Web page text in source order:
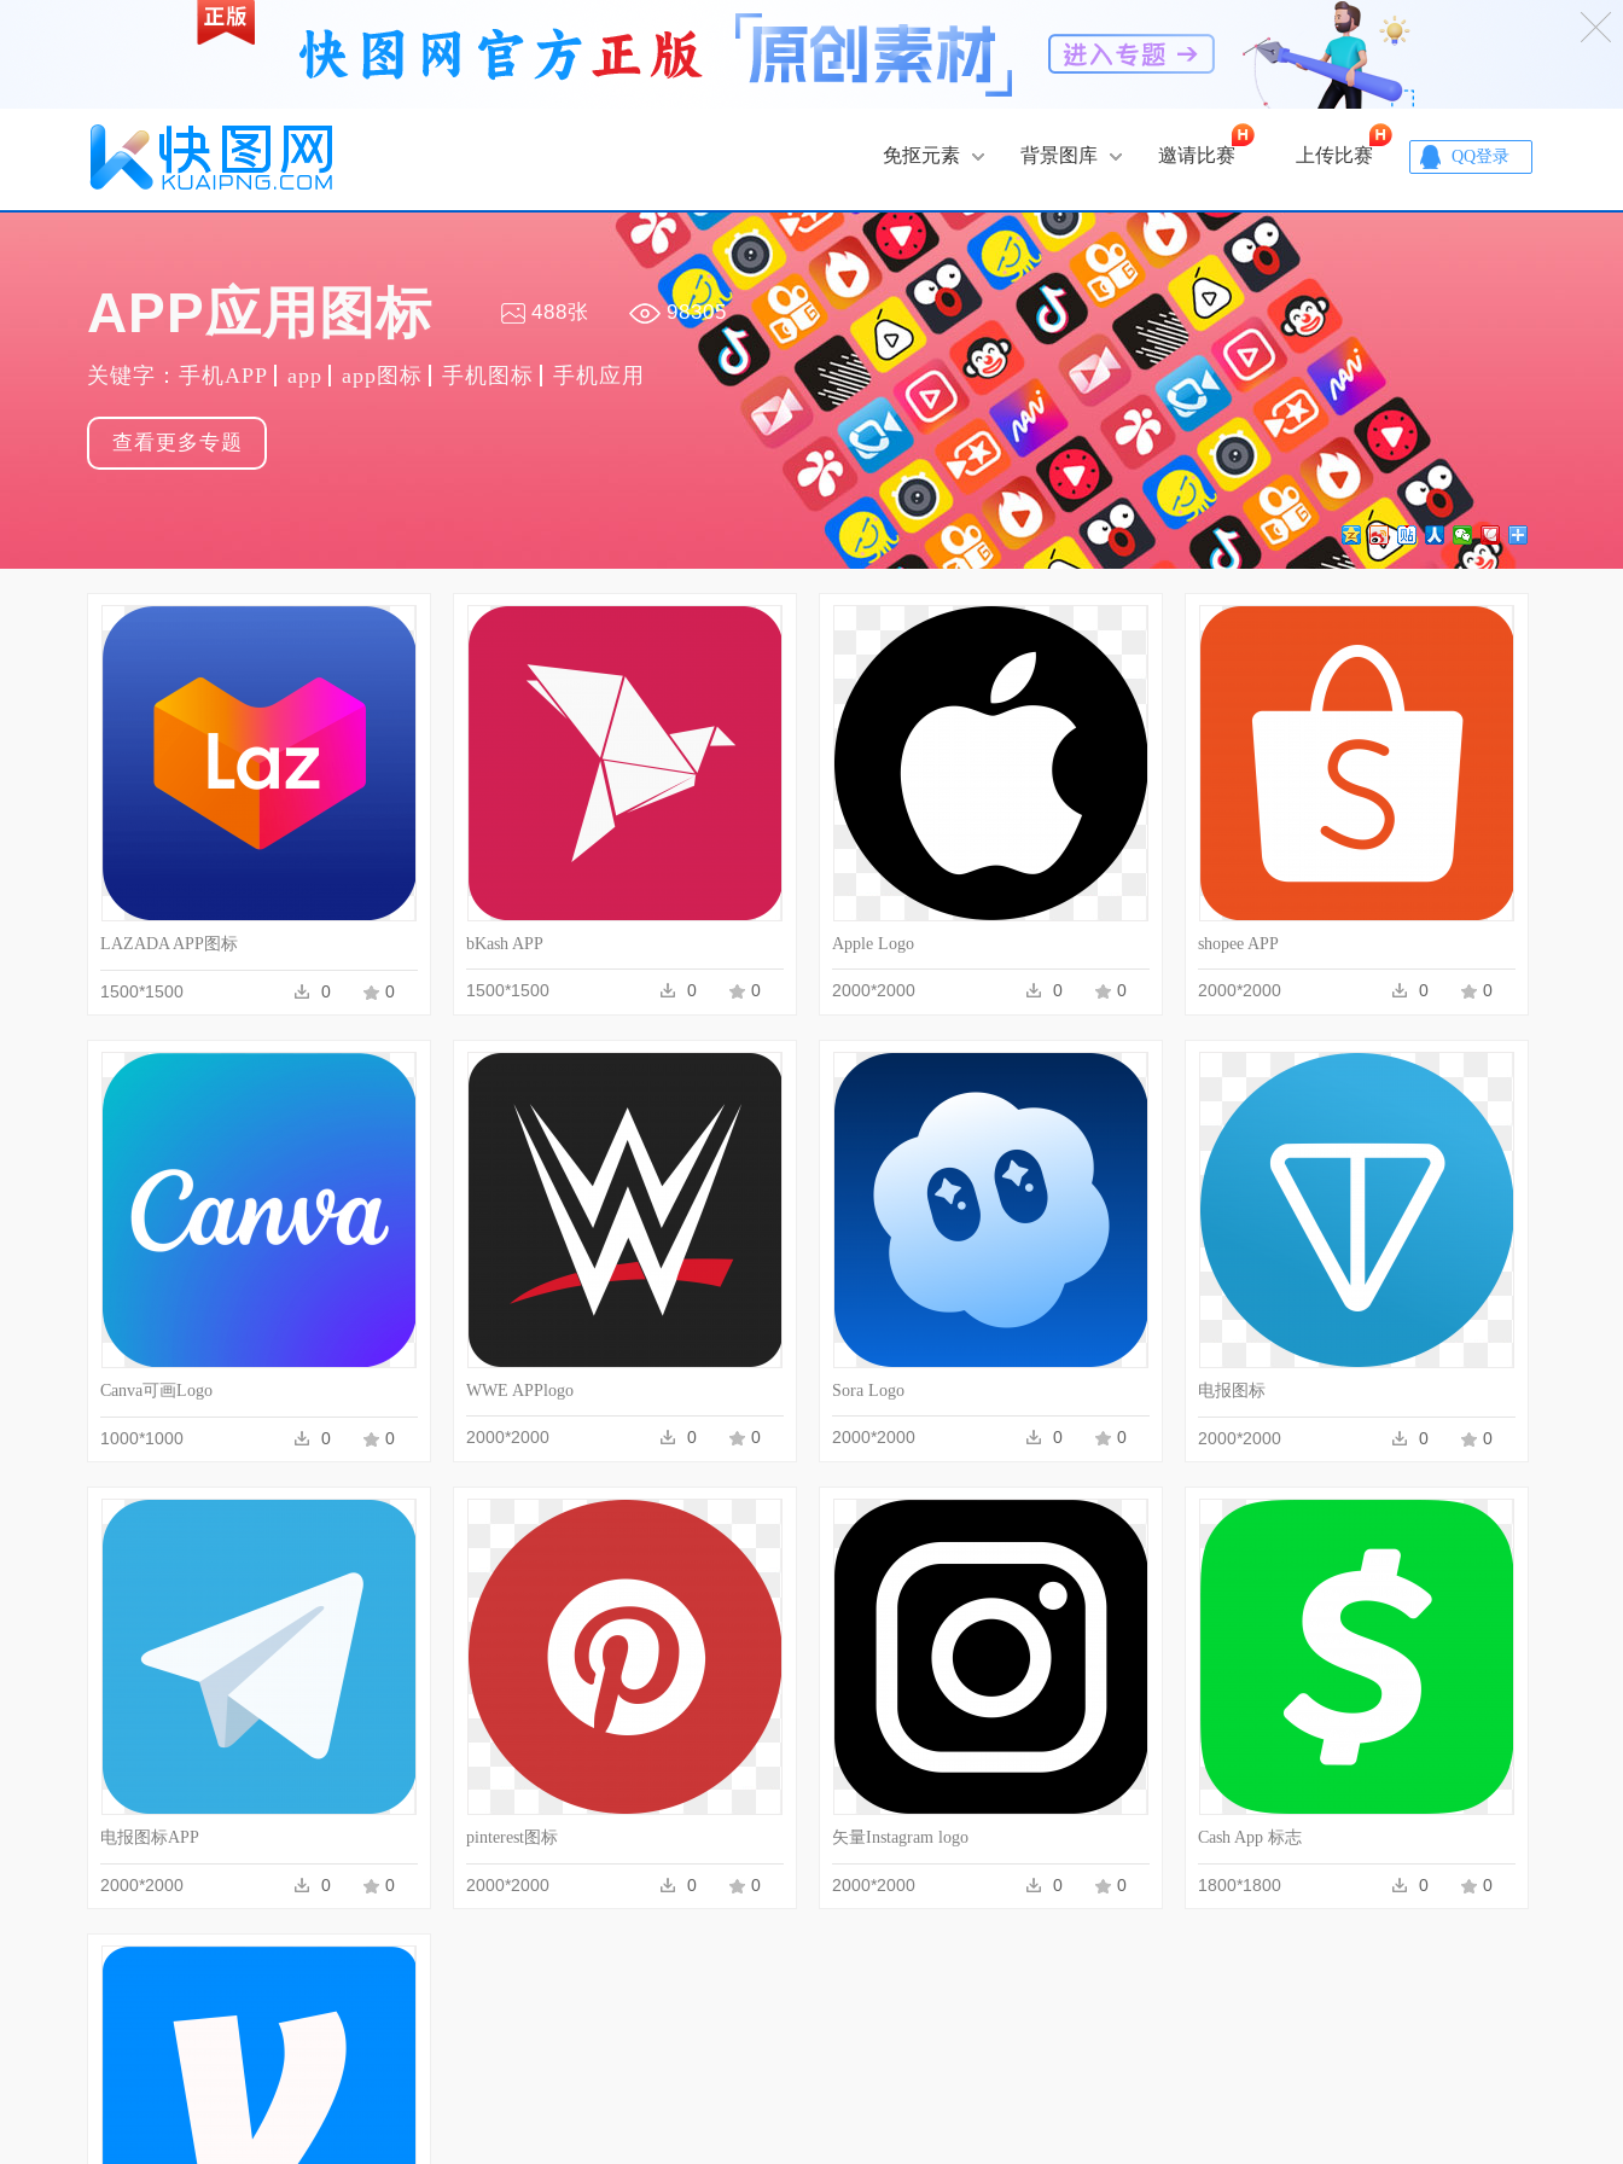
QQ登录
免抠元素 背景图库 邀请比赛 上传比赛
APP应用图标 488张 98305
关键字： 手机APP app app图标 手机图标 手机应用
查看更多专题
收藏
LAZADA APP图标
1500*1500 0 0
PNG
bKash APP
1500*1500 0 0
PNG
收藏
Apple Logo
2000*2000 0 0
收藏
shopee APP
2000*2000 0 0
Canva可画Logo
1000*1000 0 0
WWE APPlogo
2000*2000 0 0
PNG
收藏
Sora Logo
2000*2000 0 0
电报图标
2000*2000 0 0
电报图标APP
2000*2000 0 0
pinterest图标
2000*2000 0 0
矢量Instagram logo
2000*2000 0 0
PNG
收藏
Cash App 标志
1800*1800 0 0